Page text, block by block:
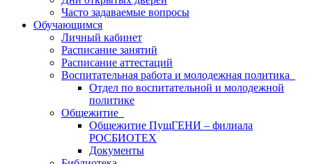
Часто задаваемые вопросы
Обучающимся
Личный кабинет
Расписание занятий
Расписание аттестаций
Воспитательная работа и молодежная политика
Отдел по воспитательной и молодежной
политике
Общежитие
Общежитие ПущГЕНИ – филиала
РОСБИОТЕХ
Документы